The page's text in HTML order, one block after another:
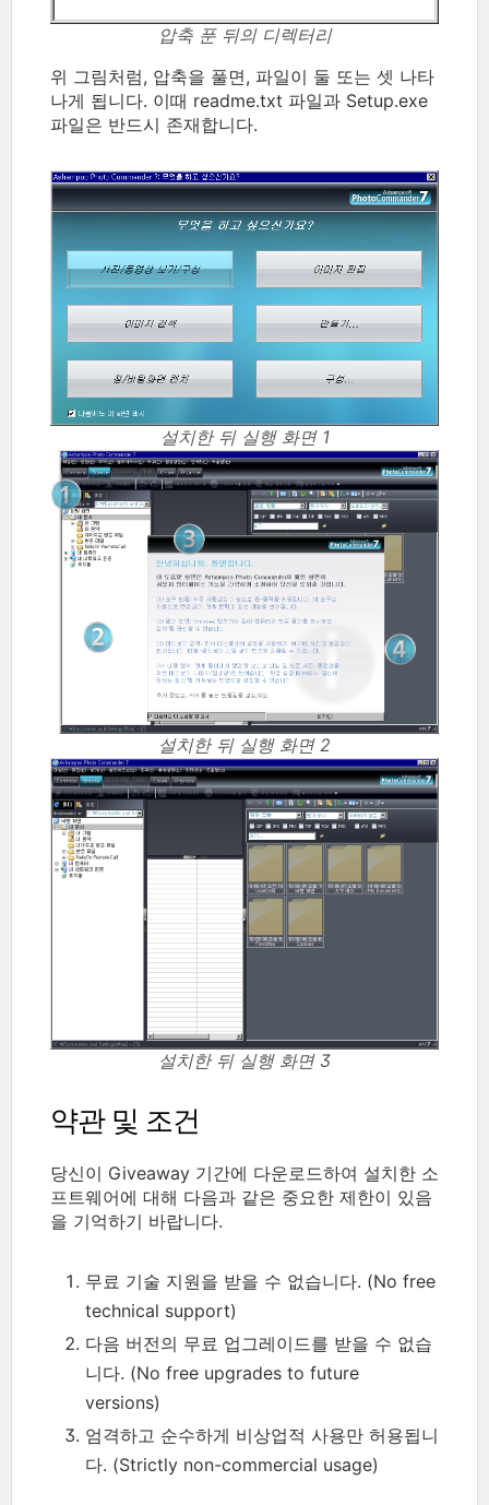
압축 푼 뒤의 디렉터리
위 그림처럼, 압축을 풀면, 파일이 둘 또는 셋 나타
나게 됩니다. 이때 readme.txt 파일과 Setup.exe
파일은 반드시 존재합니다.
설치한 뒤 실행 화면 1
설치한 뒤 실행 화면 2
설치한 뒤 실행 화면 3
약관 및 조건
당신이 Giveaway 기간에 다운로드하여 설치한 소
프트웨어에 대해 다음과 같은 중요한 제한이 있음
을 기억하기 바랍니다.
무료 기술 지원을 받을 수 없습니다. (No free
technical support)
다음 버전의 무료 업그레이드를 받을 수 없습
니다. (No free upgrades to future
versions)
엄격하고 순수하게 비상업적 사용만 허용됩니
다. (Strictly non-commercial usage)